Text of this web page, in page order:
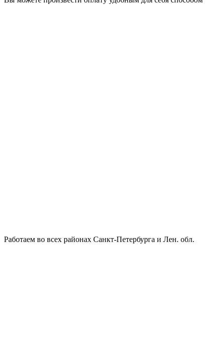
Работаем во всех районах Санкт-Петербурга и Лен. обл.